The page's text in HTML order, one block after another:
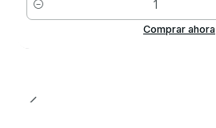
Cantidad
Comprar ahora